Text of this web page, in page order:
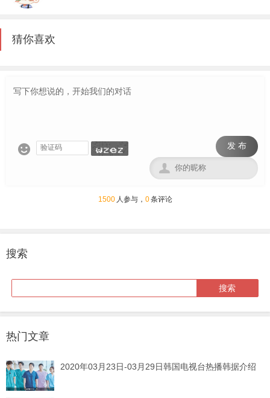
猜你喜欢
 发 布

1500 人参与， 0条评论
搜索
热门文章
2020年03月23日-03月29日韩国电视台热播韩据介绍